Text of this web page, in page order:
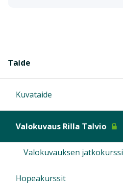
Taide
Kuvataide
Valokuvaus Rilla Talvio
Valokuvauksen jatkokurssi
Hopeakurssit